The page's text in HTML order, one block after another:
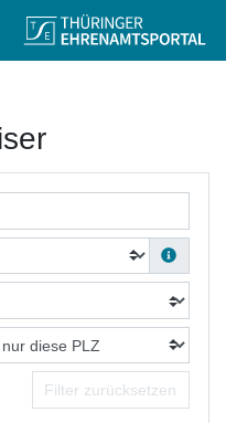
Filter zurücksetzen